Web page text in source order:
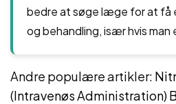
bedre at søge læge for at få
og behandling, især hvis man
Andre populære artikler:
(Intravenøs Administration)